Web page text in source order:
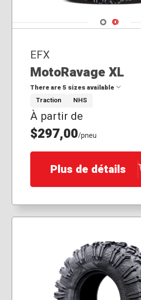
Navigate 1
Navigate 2
EFX
MotoRavage XL
There are 5 sizes available
28x10.00R14
30x10.00R14
30x10.00R16
32x10.00R15
35x10.00R15
Traction NHS
À partir de
$297,00/pneu
Plus de détails